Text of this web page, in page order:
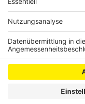
Anzeige
Anzeige